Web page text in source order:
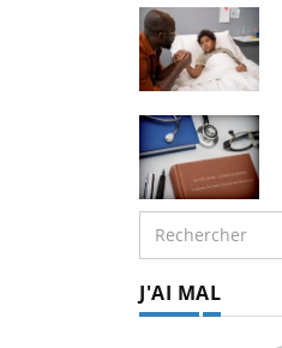
J'AI MAL